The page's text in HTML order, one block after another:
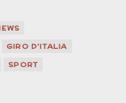
GIRO D'ITALIA
SPORT